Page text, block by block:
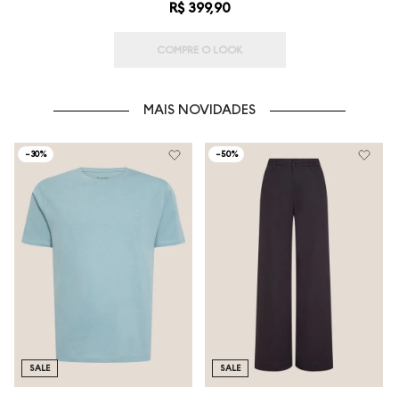
R$ 399,90
COMPRE O LOOK
MAIS NOVIDADES
-30%
SALE
-50%
SALE